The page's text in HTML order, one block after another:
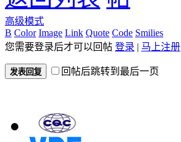
高级模式
B Color Image Link Quote Code Smilies
您需要登录后才可以回帖 登录 | 马上注册
发表回复 回帖后跳转到最后一页